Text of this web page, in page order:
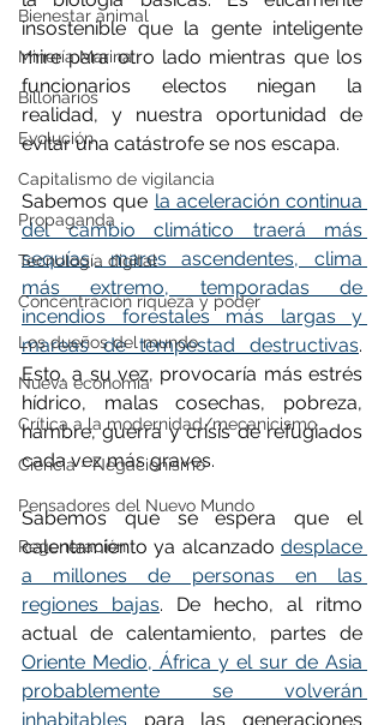
Bienestar animal
Minería Marina
Billonarios
Evolución
Capitalismo de vigilancia
Propaganda
Tecnología digital
Concentración riqueza y poder
Los dueños del mundo
Nueva economía
Crítica a la modernidad/mecanicismo
Ciencia - Negacionismo
Pensadores del Nuevo Mundo
Regeneración
insostenible que la gente inteligente
mire para otro lado mientras que los
funcionarios electos niegan la
realidad, y nuestra oportunidad de
evitar una catástrofe se nos escapa.
Sabemos que la aceleración continua
del cambio climático traerá más
sequías, mares ascendentes, clima
más extremo, temporadas de
incendios forestales más largas y
mareas de tempestad destructivas.
Esto, a su vez, provocaría más estrés
hídrico, malas cosechas, pobreza,
hambre, guerra y crisis de refugiados
cada vez más graves.
Sabemos que se espera que el
calentamiento ya alcanzado desplace
a millones de personas en las
regiones bajas. De hecho, al ritmo
Oriente Medio, África y el sur de Asia
probablemente se volverán
inhabitables para las generaciones